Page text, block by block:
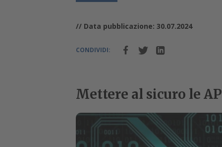
// Data pubblicazione: 30.07.2024
CONDIVIDI:
Mettere al sicuro le